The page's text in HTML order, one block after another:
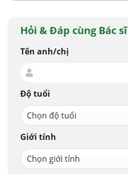
Hỏi & Đáp cùng Bác sĩ
Tên anh/chị
Độ tuổi
Giới tính